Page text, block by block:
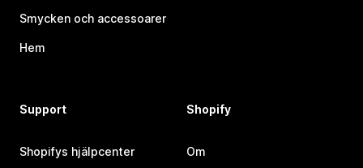
Smycken och accessoarer
Hem
Support
Shopifys hjälpcenter
Shopify
Om